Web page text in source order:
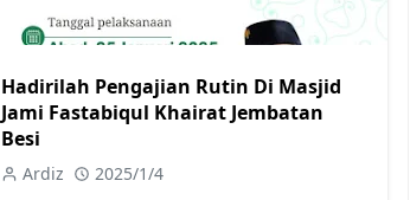
Hadirilah Pengajian Rutin Di Masjid
Jami Fastabiqul Khairat Jembatan
Besi
Ardiz 2025/1/4